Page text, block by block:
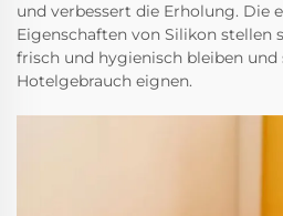
und verbessert die Erholung. Die
Eigenschaften von Silikon stellen
frisch und hygienisch bleiben
Hotelgebrauch eignen.